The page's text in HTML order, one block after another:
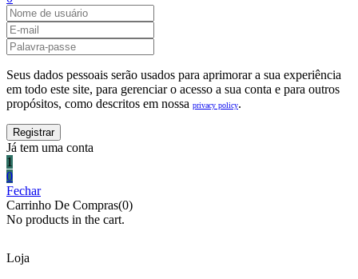
Fechar
Carrinho De Compras(0)
No products in the cart.
Seus dados pessoais serão usados para aprimorar a sua experiência
em todo este site, para gerenciar o acesso a sua conta e para outros
propósitos, como descritos em nossa privacy policy.
Já tem uma conta
1
0
Fechar
Carrinho De Compras(0)
No products in the cart.
Loja